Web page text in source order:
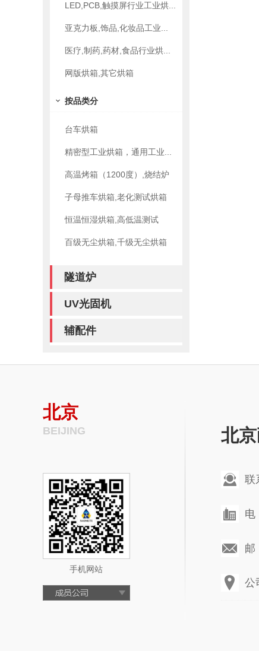
LED,PCB,触摸屏行业工业烘...
亚克力板,饰品,化妆品工业...
医疗,制药,药材,食品行业烘...
网版烘箱,其它烘箱
按品类分
台车烘箱
精密型工业烘箱，通用工业...
高温烤箱（1200度）,烧结炉
子母推车烘箱,老化测试烘箱
恒温恒湿烘箱,高低温测试
百级无尘烘箱,千级无尘烘箱
隧道炉
UV光固机
辅配件
北京
BEIJING
手机网站
北
联
电
邮
公